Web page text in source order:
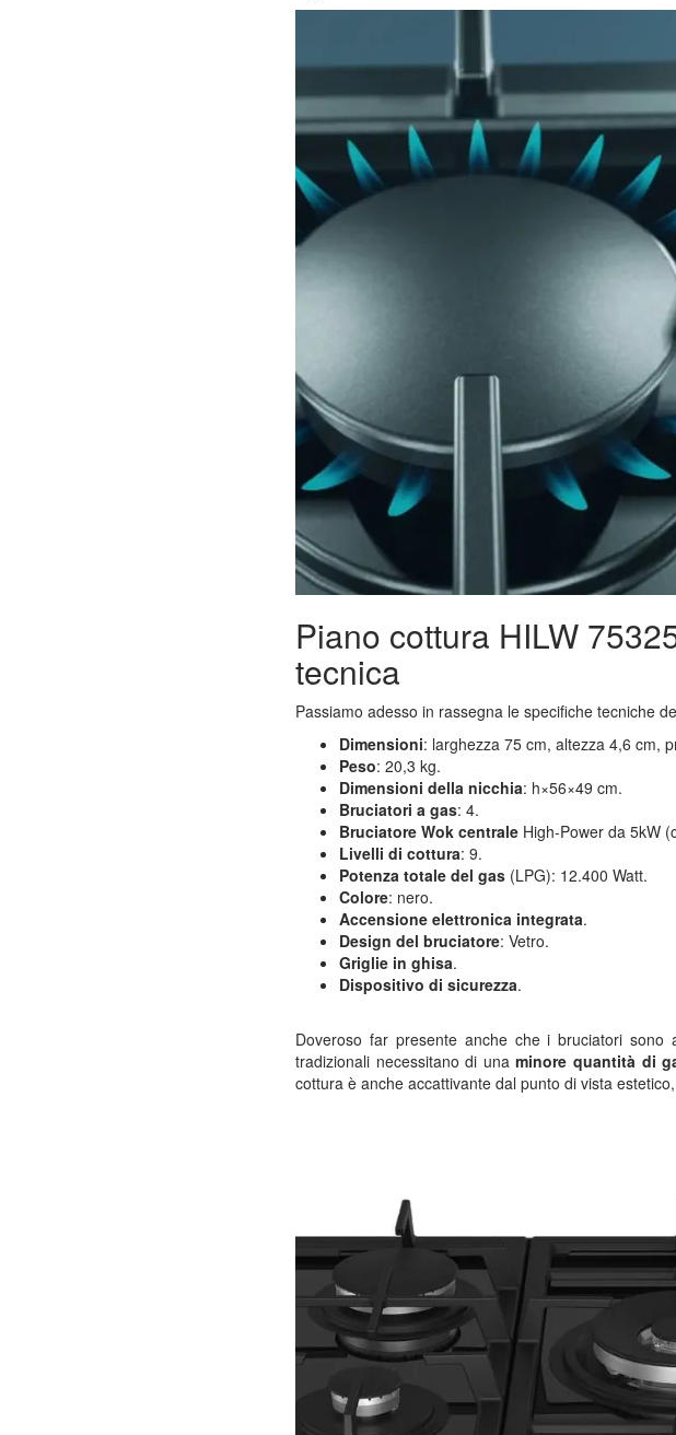
Piano cottura HILW
tecnica
Passiamo adesso in rassegna le specifiche tecniche
Dimensioni: larghezza 75 cm, altezza 4,6 cm,
Peso: 20,3 kg.
Dimensioni della nicchia: h×56×49 cm.
Bruciatori a gas: 4.
Bruciatore Wok centrale High-Power da 5kW
Livelli di cottura: 9.
Potenza totale del gas (LPG): 12.400 Watt.
Colore: nero.
Accensione elettronica integrata.
Design del bruciatore: Vetro.
Griglie in ghisa.
Dispositivo di sicurezza.
Doveroso far presente anche che i bruciatori
tradizionali necessitano di unaminore quantità di
cottura è anche accattivante dal punto di vista